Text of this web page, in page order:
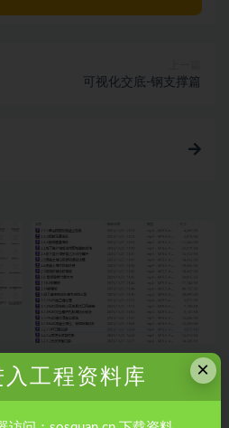
可视化交底-钢支撑篇
×
入工程资料库